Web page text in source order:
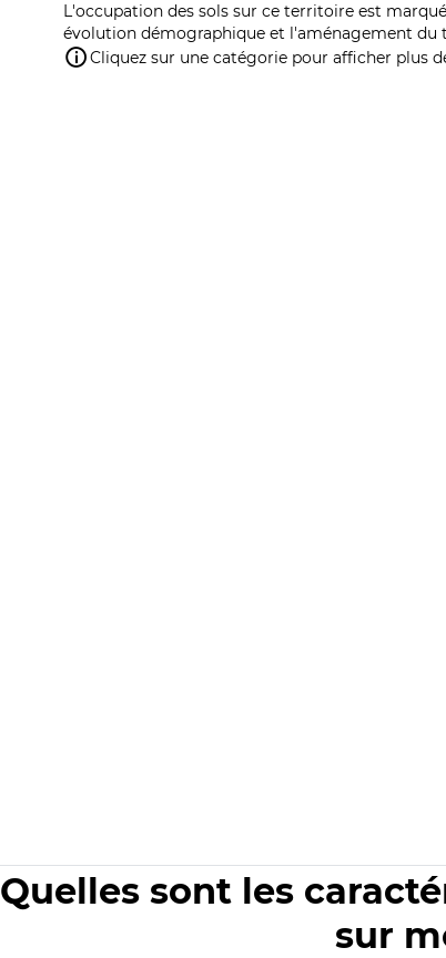
L'occupation des sols sur ce territoire est
évolution démographique et l'aménagement du
Cliquez sur une catégorie pour afficher plus
Quelles sont les
sur